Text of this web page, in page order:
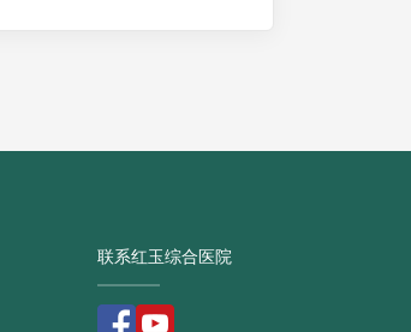
联系红玉综合医院